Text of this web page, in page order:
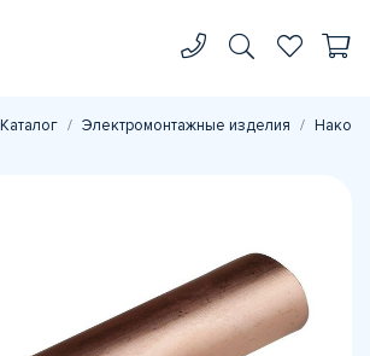
Каталог Электромонтажные изделия